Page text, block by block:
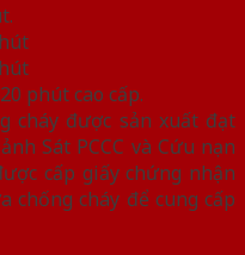
phút cao cấp.
cháy được sản xuất đạt
Sát PCCC và Cứu nạn
cấp giấy chứng nhận
chống cháy để cung cấp